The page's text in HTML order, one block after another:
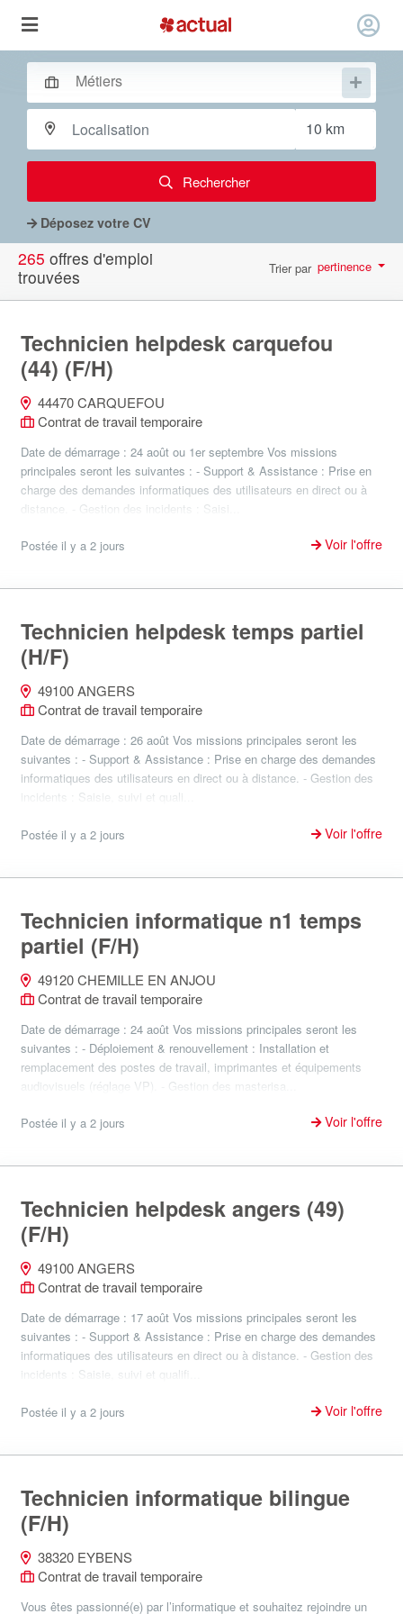
Rechercher
Déposez votre CV
265 offres d'emploi
trouvées
Trier par pertinence
Technicien helpdesk carquefou
(44) (F/H)
44470 CARQUEFOU
Contrat de travail temporaire
Date de démarrage : 24 août ou 1er septembre Vos missions
principales seront les suivantes : - Support & Assistance : Prise en
charge des demandes informatiques des utilisateurs en direct ou à
distance. - Gestion des incidents : Saisi...
Postée il y a 2 jours Voir l'offre
Technicien helpdesk temps partiel
(H/F)
49100 ANGERS
Contrat de travail temporaire
Date de démarrage : 26 août Vos missions principales seront les
suivantes : - Support & Assistance : Prise en charge des demandes
informatiques des utilisateurs en direct ou à distance. - Gestion des
incidents : Saisie, suivi et quali...
Postée il y a 2 jours Voir l'offre
Technicien informatique n1 temps
partiel (F/H)
49120 CHEMILLE EN ANJOU
Contrat de travail temporaire
Date de démarrage : 24 août Vos missions principales seront les
suivantes : - Déploiement & renouvellement : Installation et
remplacement des postes de travail, imprimantes et équipements
audiovisuels (réglage VP). - Gestion des masterisa...
Postée il y a 2 jours Voir l'offre
Technicien helpdesk angers (49)
(F/H)
49100 ANGERS
Contrat de travail temporaire
Date de démarrage : 17 août Vos missions principales seront les
suivantes : - Support & Assistance : Prise en charge des demandes
informatiques des utilisateurs en direct ou à distance. - Gestion des
incidents : Saisie, suivi et qualifi...
Postée il y a 2 jours Voir l'offre
Technicien informatique bilingue
(F/H)
38320 EYBENS
Contrat de travail temporaire
Vous êtes passionné(e) par l’informatique et souhaitez rejoindre un